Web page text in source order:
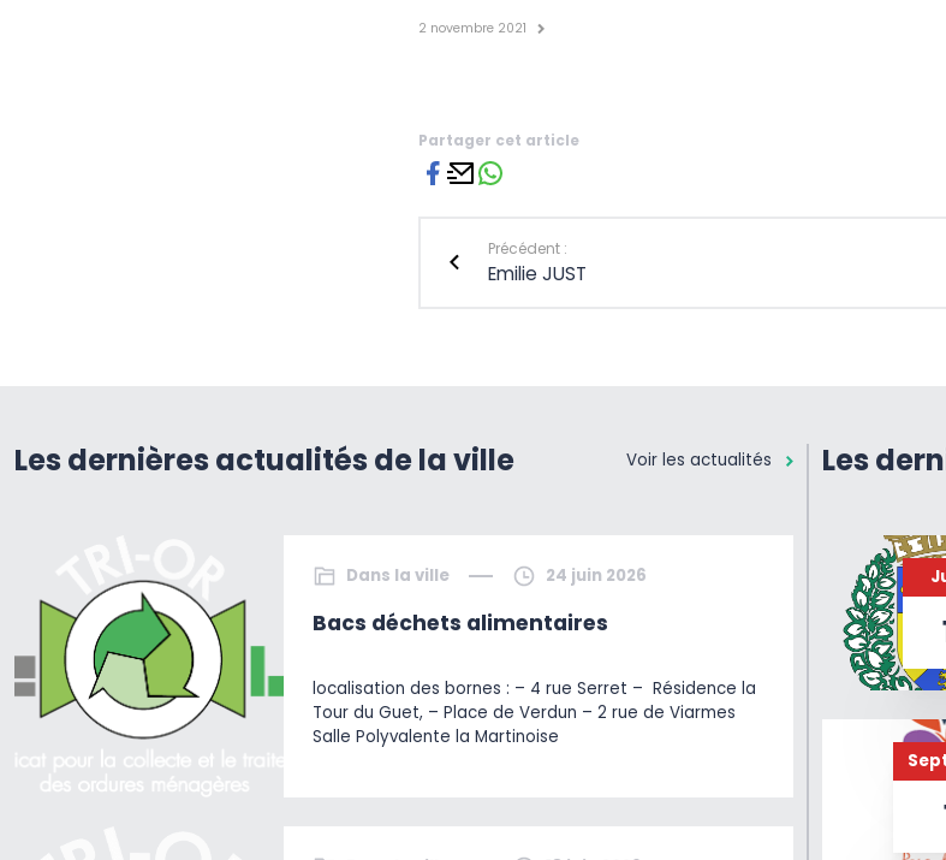
2 novembre 2021
Partager cet article
Précédent :
Emilie JUST
Les dernières actualités de la ville Voir les actualités
Dans la ville 24 juin 2026
Bacs déchets alimentaires
localisation des bornes : – 4 rue Serret – Résidence la
Tour du Guet, – Place de Verdun – 2 rue de Viarmes
Salle Polyvalente la Martinoise
Les